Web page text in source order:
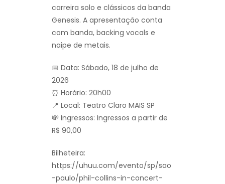
carreira solo e clássicos da banda
Genesis. A apresentação conta
com banda, backing vocals e
naipe de metais.
📅 Data: Sábado, 18 de julho de
2026
⏰ Horário: 20h00
📍 Local: Teatro Claro MAIS SP
💸 Ingressos: Ingressos a partir de
R$ 90,00
Bilheteira:
https://uhuu.com/evento/sp/sao
-paulo/phil-collins-in-concert-